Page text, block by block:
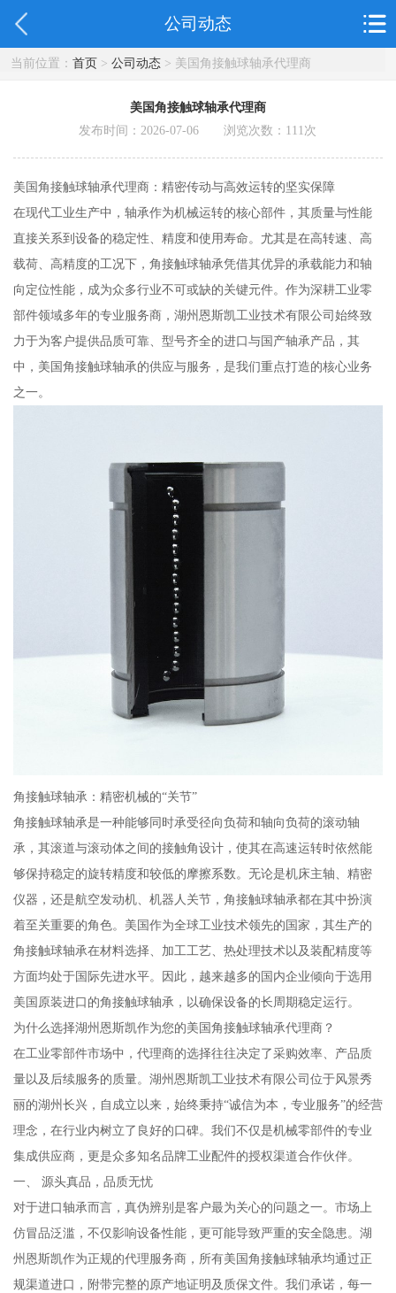
公司动态
当前位置： 首页> 公司动态> 美国角接触球轴承代理商
美国角接触球轴承代理商
发布时间：2026-07-06 浏览次数： 111次
美国角接触球轴承代理商：精密传动与高效运转的坚实保障
在现代工业生产中，轴承作为机械运转的核心部件，其质量与性能
直接关系到设备的稳定性、精度和使用寿命。尤其是在高转速、高
载荷、高精度的工况下，角接触球轴承凭借其优异的承载能力和轴
向定位性能，成为众多行业不可或缺的关键元件。作为深耕工业零
部件领域多年的专业服务商，湖州恩斯凯工业技术有限公司始终致
力于为客户提供品质可靠、型号齐全的进口与国产轴承产品，其
中，美国角接触球轴承的供应与服务，是我们重点打造的核心业务
之一。
角接触球轴承：精密机械的“关节”
角接触球轴承是一种能够同时承受径向负荷和轴向负荷的滚动轴
承，其滚道与滚动体之间的接触角设计，使其在高速运转时依然能
够保持稳定的旋转精度和较低的摩擦系数。无论是机床主轴、精密
仪器，还是航空发动机、机器人关节，角接触球轴承都在其中扮演
着至关重要的角色。美国作为全球工业技术领先的国家，其生产的
角接触球轴承在材料选择、加工工艺、热处理技术以及装配精度等
方面均处于国际先进水平。因此，越来越多的国内企业倾向于选用
美国原装进口的角接触球轴承，以确保设备的长周期稳定运行。
为什么选择湖州恩斯凯作为您的美国角接触球轴承代理商？
在工业零部件市场中，代理商的选择往往决定了采购效率、产品质
量以及后续服务的质量。湖州恩斯凯工业技术有限公司位于风景秀
丽的湖州长兴，自成立以来，始终秉持“诚信为本，专业服务”的经营
理念，在行业内树立了良好的口碑。我们不仅是机械零部件的专业
集成供应商，更是众多知名品牌工业配件的授权渠道合作伙伴。
一、 源头真品，品质无忧
对于进口轴承而言，真伪辨别是客户最为关心的问题之一。市场上
仿冒品泛滥，不仅影响设备性能，更可能导致严重的安全隐患。湖
州恩斯凯作为正规的代理服务商，所有美国角接触球轴承均通过正
规渠道进口，附带完整的原产地证明及质保文件。我们承诺，每一